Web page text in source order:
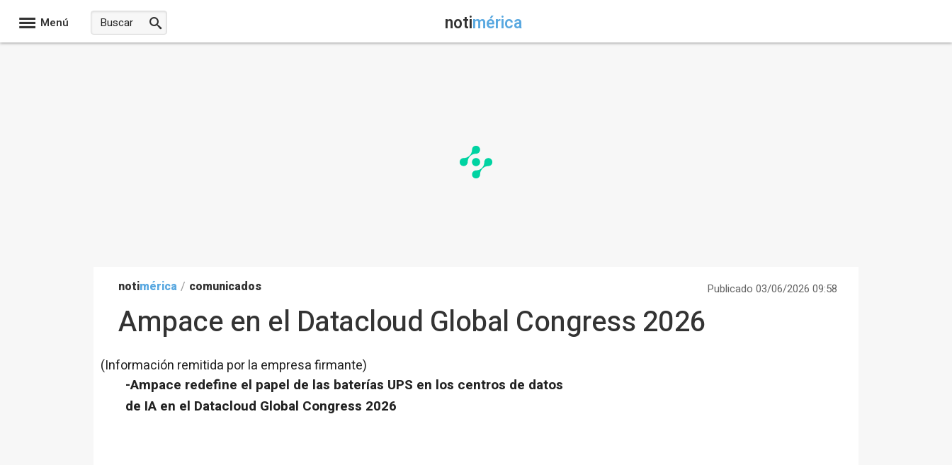
Menú notimérica
notimérica / comunicados Publicado 03/06/2026 09:58
Ampace en el Datacloud Global Congress 2026
(Información remitida por la empresa firmante)
-Ampace redefine el papel de las baterías UPS en los centros de datos
de IA en el Datacloud Global Congress 2026